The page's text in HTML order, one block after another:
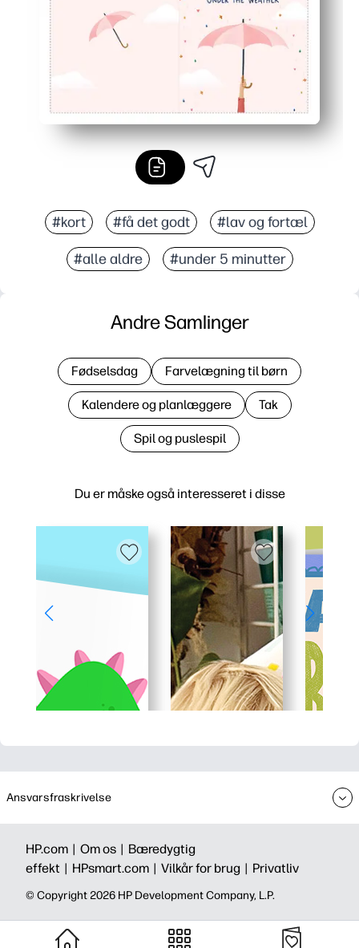
#kort #få det godt #lav og fortæl
#alle aldre #under 5 minutter
Du er måske også interesseret i disse
Andre Samlinger
Fødselsdag Farvelægning til børn
Kalendere og planlæggere Tak
Spil og puslespil
Ansvarsfraskrivelse
HP.com | Om os | Bæredygtig
effekt | HPsmart.com | Vilkår for brug | Privatliv
©️ Copyright 2026 HP Development Company, L.P.